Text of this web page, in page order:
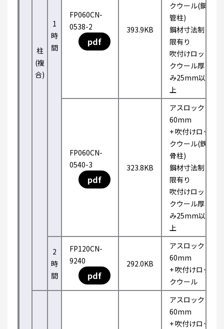
柱
(複
合)
1
時
間
FP060CN-
0538-2
pdf
393.9KB
クウール(鋼
管柱)
鋼材寸法制
限有り
吹付けロッ
クウール厚
み25mm以
上
FP060CN-
0540-3
pdf
323.8KB
アスロック
60mm
+ 吹付けロッ
クウール(鉄
骨柱)
鋼材寸法制
限有り
吹付けロッ
クウール厚
み25mm以
上
2
時
間
FP120CN-
9240
pdf
292.0KB
アスロック
60mm
+ 吹付けロッ
クウール
アスロック
60mm
+ 吹付けロッ